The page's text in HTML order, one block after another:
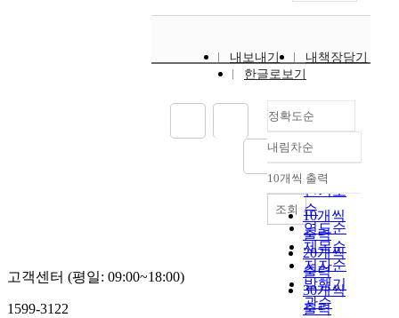
내보내기
내책장담기
한글로보기
정확도순
정확도
순
인기도
순
연도순
제목순
저자순
발행기
관순
내림차순
내림차순
10개씩 출력
10개씩
출력
20개씩
출력
30개씩
출력
조회
고객센터 (평일: 09:00~18:00)
1599-3122